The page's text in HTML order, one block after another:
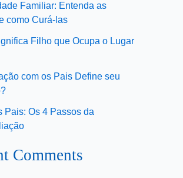
Familiar: Entenda as
como Curá-las
Filho que Ocupa o Lugar
com os Pais Define seu
Pais: Os 4 Passos da
Comments